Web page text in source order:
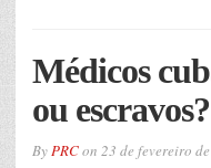
Médicos
ou escravos?
ByPRCon 23 de fevereiro